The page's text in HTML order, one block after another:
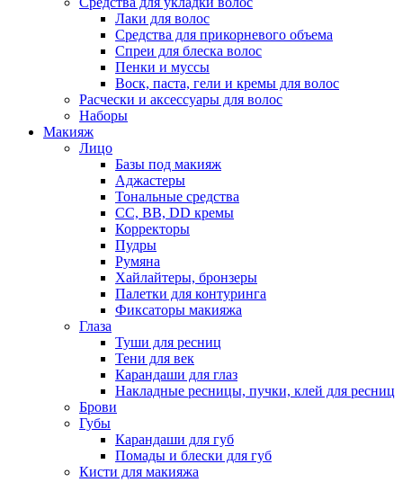
Лаки для волос
Средства для прикорневого объема
Спреи для блеска волос
Пенки и муссы
Воск, паста, гели и кремы для волос
Расчески и аксессуары для волос
Наборы
Макияж
Лицо
Базы под макияж
Аджастеры
Тональные средства
CC, BB, DD кремы
Корректоры
Пудры
Румяна
Хайлайтеры, бронзеры
Палетки для контуринга
Фиксаторы макияжа
Глаза
Туши для ресниц
Тени для век
Карандаши для глаз
Накладные ресницы, пучки, клей для ресниц
Брови
Губы
Карандаши для губ
Помады и блески для губ
Кисти для макияжа